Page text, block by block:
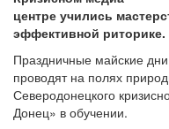
центре учились
эффективной риторике.
Праздничные майские
проводят на полях
Северодонецкого
Донец» в обучении.